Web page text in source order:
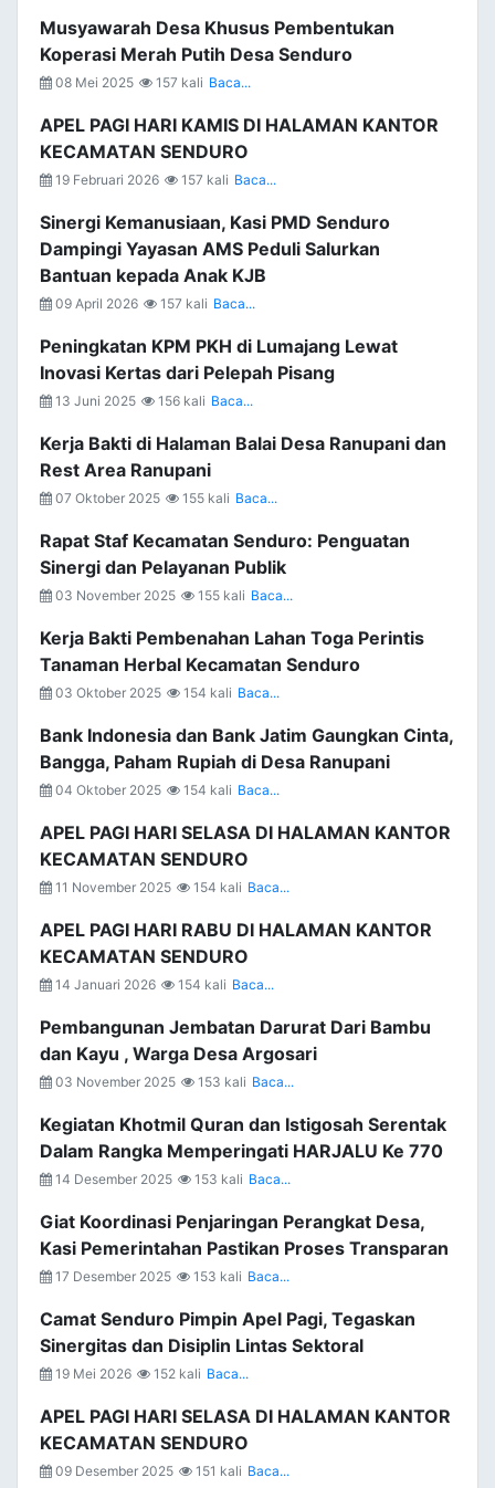
Musyawarah Desa Khusus Pembentukan
Koperasi Merah Putih Desa Senduro
08 Mei 2025 157 kali Baca...
APEL PAGI HARI KAMIS DI HALAMAN KANTOR
KECAMATAN SENDURO
19 Februari 2026 157 kali Baca...
Sinergi Kemanusiaan, Kasi PMD Senduro
Dampingi Yayasan AMS Peduli Salurkan
Bantuan kepada Anak KJB
09 April 2026 157 kali Baca...
Peningkatan KPM PKH di Lumajang Lewat
Inovasi Kertas dari Pelepah Pisang
13 Juni 2025 156 kali Baca...
Kerja Bakti di Halaman Balai Desa Ranupani dan
Rest Area Ranupani
07 Oktober 2025 155 kali Baca...
Rapat Staf Kecamatan Senduro: Penguatan
Sinergi dan Pelayanan Publik
03 November 2025 155 kali Baca...
Kerja Bakti Pembenahan Lahan Toga Perintis
Tanaman Herbal Kecamatan Senduro
03 Oktober 2025 154 kali Baca...
Bank Indonesia dan Bank Jatim Gaungkan Cinta,
Bangga, Paham Rupiah di Desa Ranupani
04 Oktober 2025 154 kali Baca...
APEL PAGI HARI SELASA DI HALAMAN KANTOR
KECAMATAN SENDURO
11 November 2025 154 kali Baca...
APEL PAGI HARI RABU DI HALAMAN KANTOR
KECAMATAN SENDURO
14 Januari 2026 154 kali Baca...
Pembangunan Jembatan Darurat Dari Bambu
dan Kayu , Warga Desa Argosari
03 November 2025 153 kali Baca...
Kegiatan Khotmil Quran dan Istigosah Serentak
Dalam Rangka Memperingati HARJALU Ke 770
14 Desember 2025 153 kali Baca...
Giat Koordinasi Penjaringan Perangkat Desa,
Kasi Pemerintahan Pastikan Proses Transparan
17 Desember 2025 153 kali Baca...
Camat Senduro Pimpin Apel Pagi, Tegaskan
Sinergitas dan Disiplin Lintas Sektoral
19 Mei 2026 152 kali Baca...
APEL PAGI HARI SELASA DI HALAMAN KANTOR
KECAMATAN SENDURO
09 Desember 2025 151 kali Baca...